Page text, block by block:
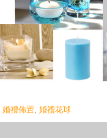
婚禮佈置, 婚禮花球